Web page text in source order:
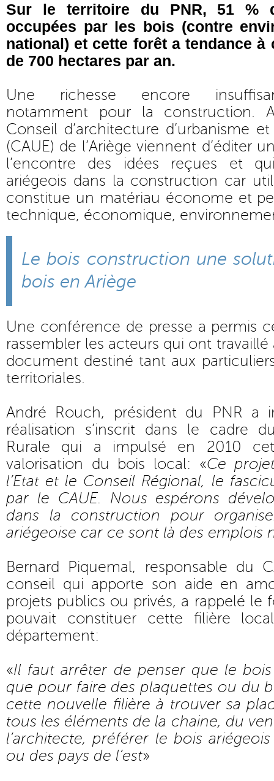
Sur le territoire du PNR, 51 %
occupées par les bois (contre
national) et cette forêt a tendance à
de 700 hectares par an.
Une richesse encore
notamment pour la construction.
Conseil d’architecture d’urbanisme
(CAUE) de l’Ariège viennent d’éditer
l’encontre des idées reçues et
ariégeois dans la construction car
constitue un matériau économe et
technique, économique,
Le bois construction une
bois en Ariège
Une conférence de presse a permis
rassembler les acteurs qui ont
document destiné tant aux
territoriales.
André Rouch, président du PNR a
réalisation s’inscrit dans le cadre
Rurale qui a impulsé en 2010
valorisation du bois local: «Ce
l’Etat et le Conseil Régional, le
par le CAUE. Nous espérons
dans la construction pour
ariégeoise car ce sont là des emplois
Bernard Piquemal, responsable du
conseil qui apporte son aide en
projets publics ou privés, a rappelé le
pouvait constituer cette filière
département:
«Il faut arrêter de penser que le bois
que pour faire des plaquettes ou du
cette nouvelle filière à trouver sa
tous les éléments de la chaine, du
l’architecte, préférer le bois
ou des pays de l’est»